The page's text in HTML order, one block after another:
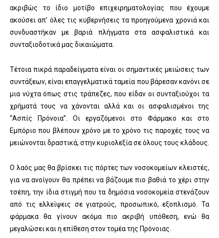
ακριβώς το ίδιο μοτίβο επιχειρηματολογίας που έχουμε
ακούσει απ’ όλες τις κυβερνήσεις τα προηγούμενα χρονιά και
συνδυαστήκαν με βαριά πλήγματα στα ασφαλιστικά και
συνταξιοδοτικά μας δικαιώματα.
Τέτοια πικρά παραδείγματα είναι οι σημαντικές μειώσεις των
συντάξεων, είναι επαγγελματικά ταμεία που βάρεσαν κανόνι σε
μια νύχτα όπως στις τράπεζες, που είδαν οι συνταξιούχοι τα
χρήματά τους να χάνονται αλλά και οι ασφαλισμένοι της
“Ασπίς Πρόνοια”. Οι εργαζόμενοι στο Φάρμακο και στο
Εμπόριο που βλέπουν χρόνο με το χρόνο τις παροχές τους να
μειώνονται δραστικά, στην κυριολεξία σε όλους τους κλάδους.
Ο λαός μας θα βρίσκει τις πόρτες των νοσοκομείων κλειστές,
για να ανοίγουν θα πρέπει να βάζουμε πιο βαθιά το χέρι στην
τσέπη, την ίδια στιγμή που τα δημόσια νοσοκομεία στενάζουν
από τις ελλείψεις σε γιατρούς, προσωπικό, εξοπλισμό. Τα
φάρμακα θα γίνουν ακόμα πιο ακριβή υπόθεση, ενώ θα
μεγαλώσει και η επίθεση στον τομέα της Πρόνοιας.